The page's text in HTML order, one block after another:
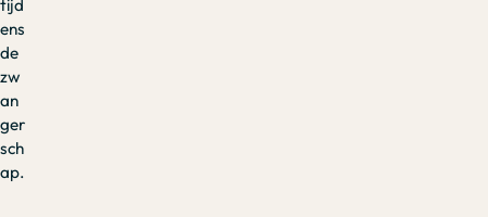
tijd
ens
de
zw
an
ger
sch
ap.